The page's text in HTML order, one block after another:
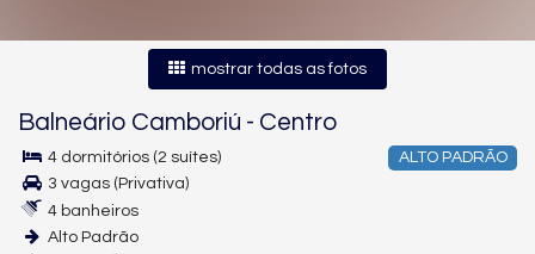
mostrar todas as fotos
Balneário Camboriú - Centro
ALTO PADRÃO
4 dormitórios (2 suítes)
3 vagas (Privativa)
4 banheiros
Alto Padrão